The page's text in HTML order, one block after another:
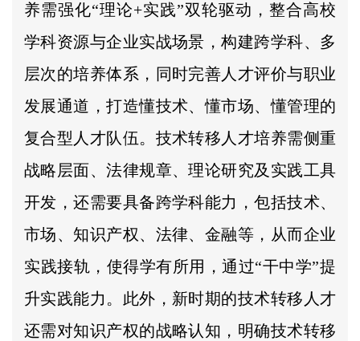
养需强化“理论+实践”双轮驱动，整合高校
学科资源与企业实战场景，构建跨学科、多
层次的培养体系，同时完善人才评价与职业
发展通道，打造懂技术、懂市场、懂管理的
复合型人才队伍。技术转移人才培养需侧重
战略层面、法律规章、理论研究及实践工具
开发，还需要具备跨学科能力，包括技术、
市场、知识产权、法律、金融等，从而企业
实践接轨，使得学有所用，通过“干中学”提
升实践能力。此外，新时期的技术转移人才
还需对知识产权的战略认知，明确技术转移